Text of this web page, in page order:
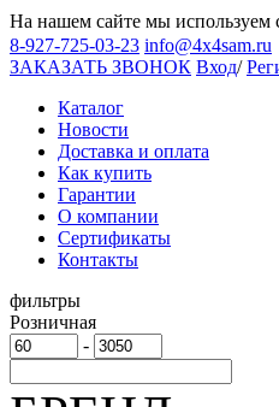
На нашем сайте мы используем
8-927-725-03-23 info@4x4sam.ru
ЗАКАЗАТЬ ЗВОНОК Вход/
Каталог
Новости
Доставка и оплата
Как купить
Гарантии
О компании
Сертификаты
Контакты
фильтры
Розничная
-